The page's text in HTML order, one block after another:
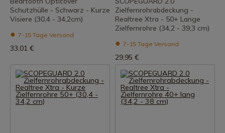
Schutzhülle - Schwarz - Kurze
Visiere (30,4 - 34,2cm)
7-15 Tage Versand
33,01 €
Zielfernrohrabdeckung -
Realtree Xtra - 50+ Lange
Zielfernrohre (34,2 - 39,3 cm)
7-15 Tage Versand
29,95 €